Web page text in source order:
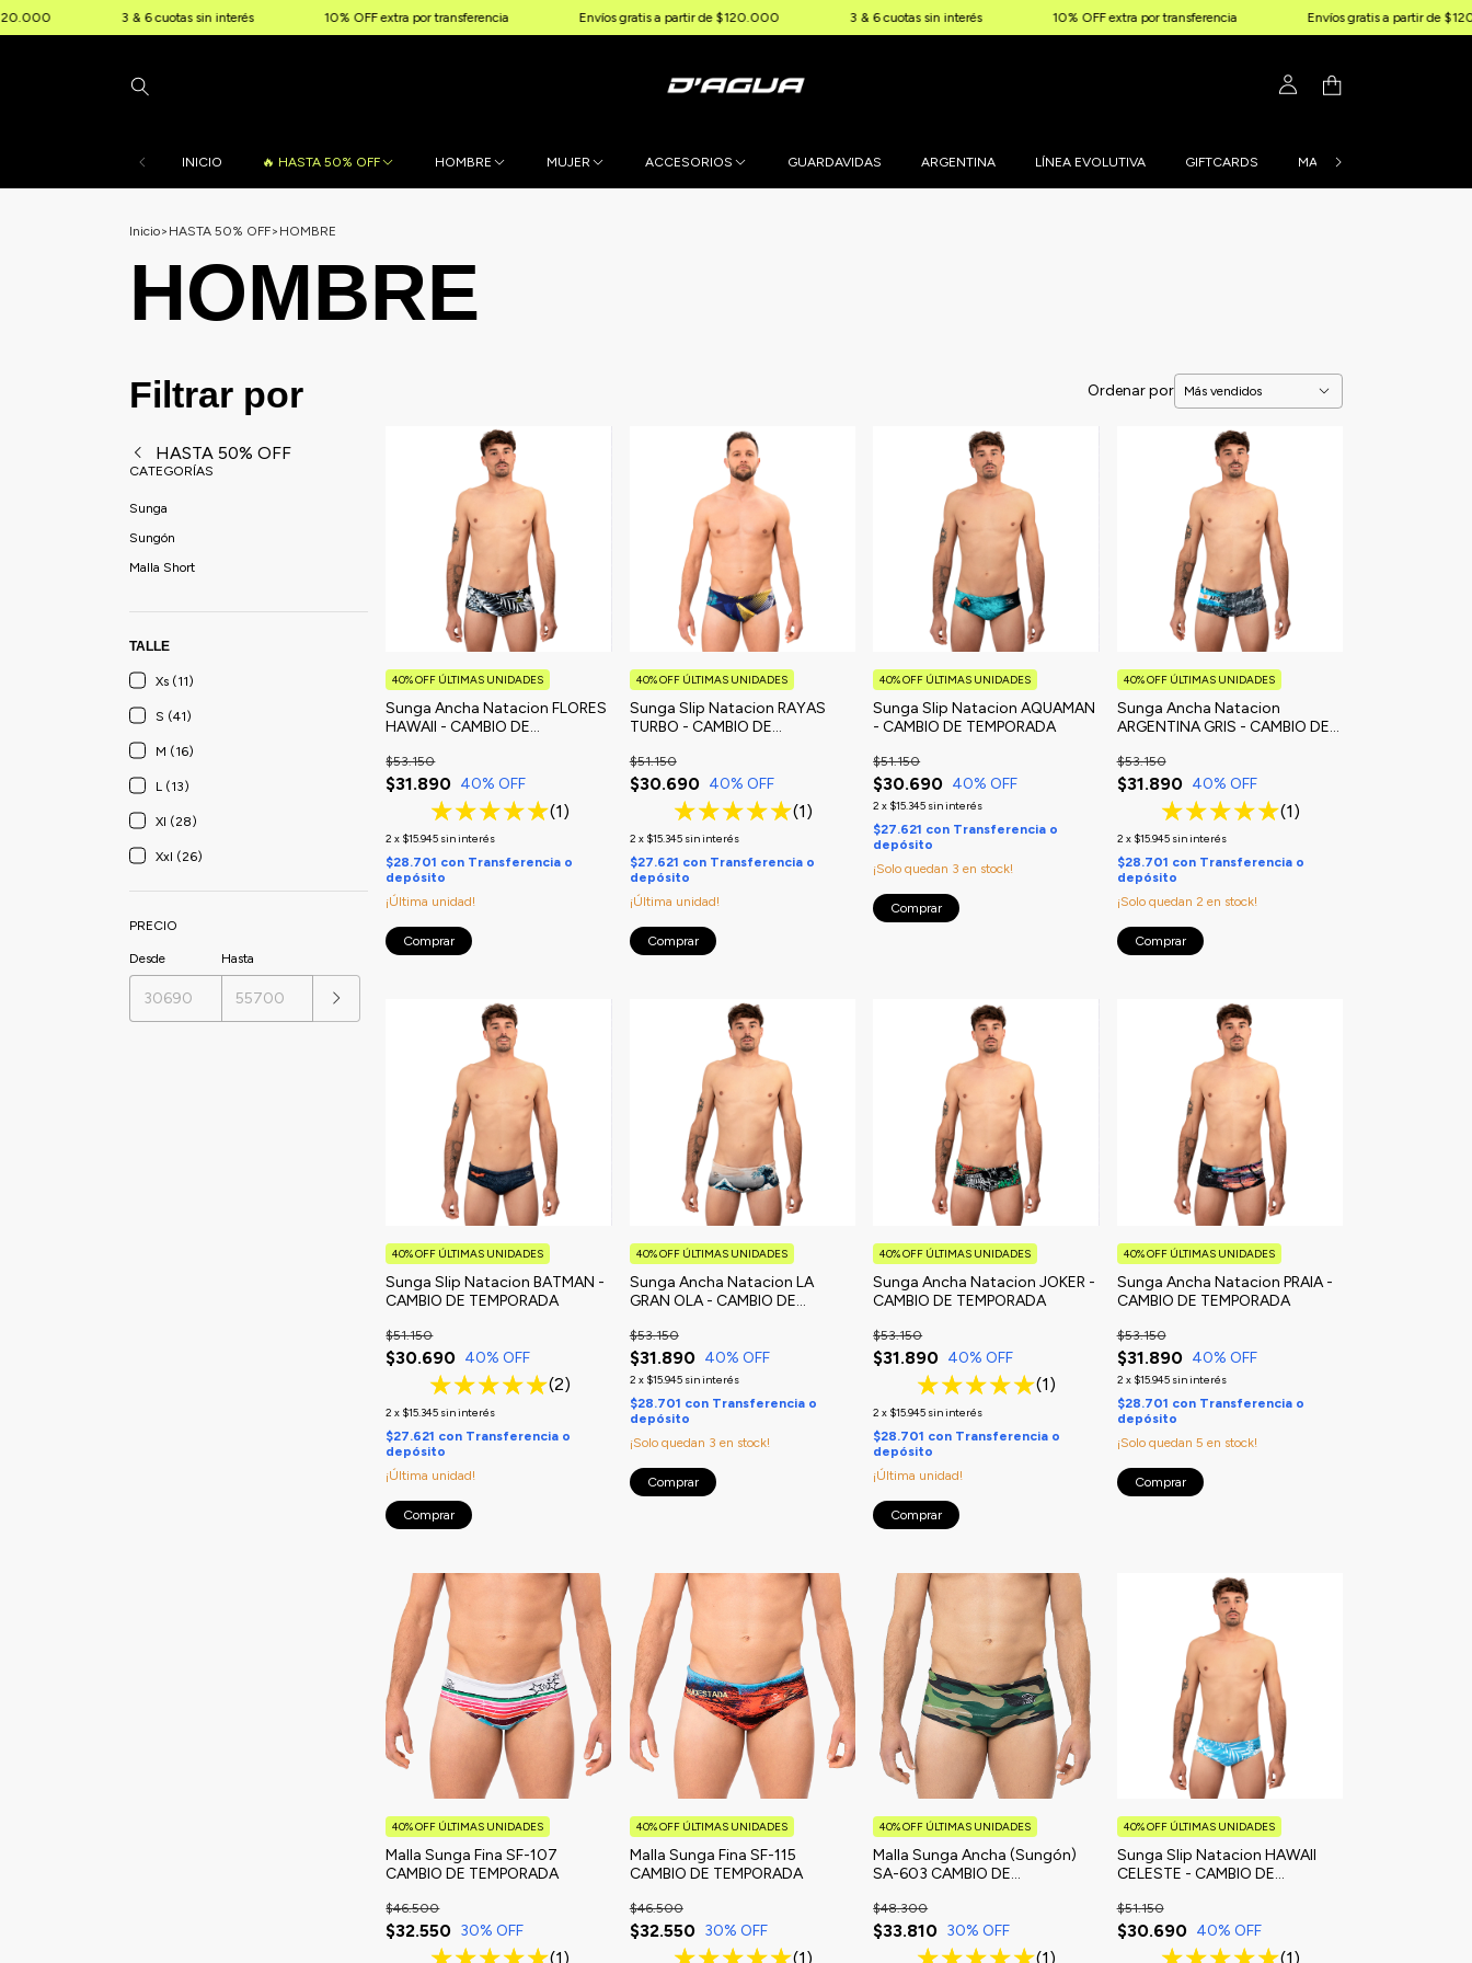
3 & 6 cuotas sin interés 10% OFF extra por transferencia Envíos gratis a partir de $120.000 3 & 6 cuotas sin interés 10% OFF extra por transferencia Envíos gratis a partir de $120.000
INICIO 🔥 HASTA 50% OFF HOMBRE MUJER ACCESORIOS GUARDAVIDAS ARGENTINA LÍNEA EVOLUTIVA GIFTCARDS MALLAS PERSONALIZADAS
Inicio> HASTA 50% OFF> HOMBRE
HOMBRE
Filtrar por
HASTA 50% OFF
CATEGORÍAS
Sunga
Sungón
Malla Short
TALLE
Xs (11)
S (41)
M (16)
L (13)
Xl (28)
Xxl (26)
PRECIO
Desde Hasta
Ordenar por
Sunga Ancha Natacion FLORES
HAWAII - CAMBIO DE
$31.890
$53.150
40% OFF
(1)
2 x $15.945 sin interés
40% OFF ÚLTIMAS UNIDADES
$28.701 con Transferencia o
depósito
¡Última unidad!
Comprar
Sunga Slip Natacion RAYAS
TURBO - CAMBIO DE
$30.690
$51.150
40% OFF
(1)
2 x $15.345 sin interés
40% OFF ÚLTIMAS UNIDADES
$27.621 con Transferencia o
depósito
¡Última unidad!
Comprar
Sunga Slip Natacion AQUAMAN
- CAMBIO DE TEMPORADA
$30.690
$51.150
40% OFF
2 x $15.345 sin interés
40% OFF ÚLTIMAS UNIDADES
$27.621 con Transferencia o
depósito
¡Solo quedan 3 en stock!
Comprar
Sunga Ancha Natacion
ARGENTINA GRIS - CAMBIO DE
$31.890
$53.150
40% OFF
(1)
2 x $15.945 sin interés
40% OFF ÚLTIMAS UNIDADES
$28.701 con Transferencia o
depósito
¡Solo quedan 2 en stock!
Comprar
Sunga Slip Natacion BATMAN -
CAMBIO DE TEMPORADA
$30.690
$51.150
40% OFF
(2)
2 x $15.345 sin interés
40% OFF ÚLTIMAS UNIDADES
$27.621 con Transferencia o
depósito
¡Última unidad!
Comprar
Sunga Ancha Natacion LA
GRAN OLA - CAMBIO DE
$31.890
$53.150
40% OFF
2 x $15.945 sin interés
40% OFF ÚLTIMAS UNIDADES
$28.701 con Transferencia o
depósito
¡Solo quedan 3 en stock!
Comprar
Sunga Ancha Natacion JOKER -
CAMBIO DE TEMPORADA
$31.890
$53.150
40% OFF
(1)
2 x $15.945 sin interés
40% OFF ÚLTIMAS UNIDADES
$28.701 con Transferencia o
depósito
¡Última unidad!
Comprar
Sunga Ancha Natacion PRAIA -
CAMBIO DE TEMPORADA
$31.890
$53.150
40% OFF
2 x $15.945 sin interés
40% OFF ÚLTIMAS UNIDADES
$28.701 con Transferencia o
depósito
¡Solo quedan 5 en stock!
Comprar
Malla Sunga Fina SF-107
CAMBIO DE TEMPORADA
$32.550
$46.500
30% OFF
(1)
40% OFF ÚLTIMAS UNIDADES
Malla Sunga Fina SF-115
CAMBIO DE TEMPORADA
$32.550
$46.500
30% OFF
(1)
40% OFF ÚLTIMAS UNIDADES
Malla Sunga Ancha (Sungón)
SA-603 CAMBIO DE
$33.810
$48.300
30% OFF
(1)
40% OFF ÚLTIMAS UNIDADES
Sunga Slip Natacion HAWAII
CELESTE - CAMBIO DE
$30.690
$51.150
40% OFF
(1)
40% OFF ÚLTIMAS UNIDADES